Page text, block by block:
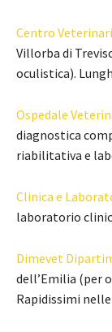
Centro
Villorba di
oculistica).
Ospedale
diagnostica
riabilitativa e
Clinica e
laboratorio
Dimevet
dell’Emilia (per
Rapidissimi